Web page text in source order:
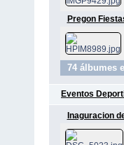
Pregon
74 álbumes
Eventos
Inaguracion